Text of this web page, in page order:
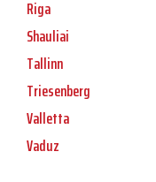
Riga
Shauliai
Tallinn
Triesenberg
Valletta
Vaduz